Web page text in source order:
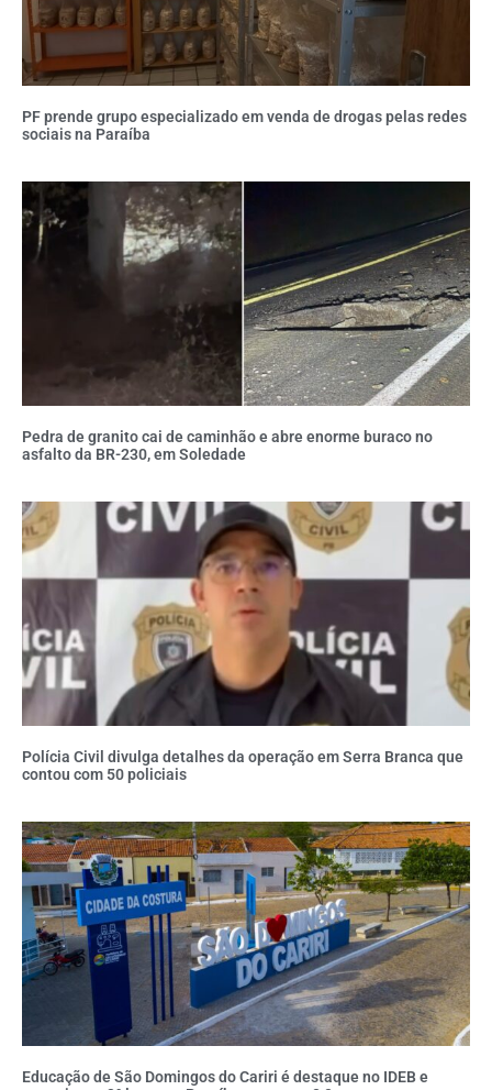
PF prende grupo especializado em venda de drogas pelas redes
sociais na Paraíba
Pedra de granito cai de caminhão e abre enorme buraco no
asfalto da BR-230, em Soledade
Polícia Civil divulga detalhes da operação em Serra Branca que
contou com 50 policiais
Educação de São Domingos do Cariri é destaque no IDEB e